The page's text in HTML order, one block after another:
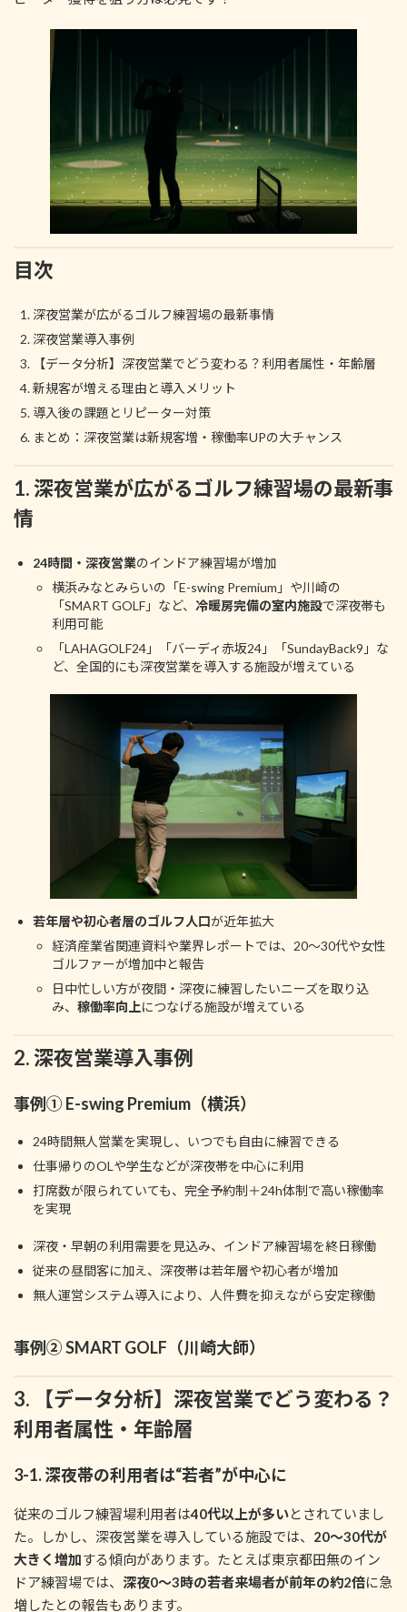
目次
深夜営業が広がるゴルフ練習場の最新事情
深夜営業導入事例
【データ分析】深夜営業でどう変わる？利用者属性・年齢層
新規客が増える理由と導入メリット
導入後の課題とリピーター対策
まとめ：深夜営業は新規客増・稼働率UPの大チャンス
1. 深夜営業が広がるゴルフ練習場の最新事
情
24時間・深夜営業のインドア練習場が増加
横浜みなとみらいの「E-swing Premium」や川崎の
「SMART GOLF」など、 冷暖房完備の室内施設で深夜帯も
利用可能
「LAHAGOLF24」「バーディ赤坂24」「SundayBack9」な
ど、全国的にも深夜営業を導入する施設が増えている
若年層や初心者層のゴルフ人口が近年拡大
経済産業省関連資料や業界レポートでは、20～30代や女性
ゴルファーが増加中と報告
日中忙しい方が夜間・深夜に練習したいニーズを取り込
み、 稼働率向上につなげる施設が増えている
2. 深夜営業導入事例
事例① E-swing Premium（横浜）
24時間無人営業を実現し、いつでも自由に練習できる
仕事帰りのOLや学生などが深夜帯を中心に利用
打席数が限られていても、完全予約制＋24h体制で高い稼働率
を実現
深夜・早朝の利用需要を見込み、インドア練習場を終日稼働
従来の昼間客に加え、深夜帯は若年層や初心者が増加
無人運営システム導入により、人件費を抑えながら安定稼働
事例② SMART GOLF（川崎大師）
3. 【データ分析】深夜営業でどう変わる？
利用者属性・年齢層
3-1. 深夜帯の利用者は“若者”が中心に
従来のゴルフ練習場利用者は40代以上が多いとされていまし
た。しかし、深夜営業を導入している施設では、 20～30代が
大きく増加する傾向があります。たとえば東京都田無のイン
ドア練習場では、 深夜0～3時の若者来場者が前年の約2倍に急
増したとの報告もあります。